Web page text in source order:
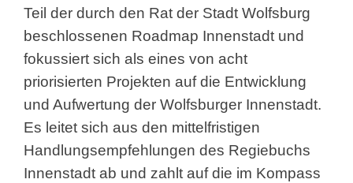
Teil der durch den Rat der Stadt Wolfsburg
beschlossenen Roadmap Innenstadt und
fokussiert sich als eines von acht
priorisierten Projekten auf die Entwicklung
und Aufwertung der Wolfsburger Innenstadt.
Es leitet sich aus den mittelfristigen
Handlungsempfehlungen des Regiebuchs
Innenstadt ab und zahlt auf die im Kompass